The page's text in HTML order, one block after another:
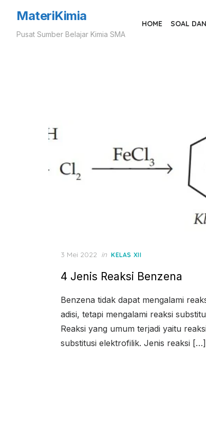
MateriKimia
Pusat Sumber Belajar Kimia SMA
HOME SOAL
Posted
3 Mei 2022 in KELAS XII
4 Jenis Reaksi Benzena
Benzena tidak dapat mengalami
adisi, tetapi mengalami reaksi
Reaksi yang umum terjadi yaitu
substitusi elektrofilik. Jenis reaksi […]